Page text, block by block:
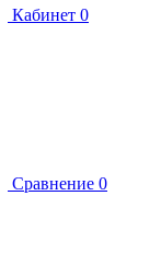
Кабинет 0
Сравнение 0